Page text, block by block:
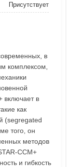
Присутствует
в
комплексом,
включает в
как
(segregated
того, он
методов
CCM+
и гибкость